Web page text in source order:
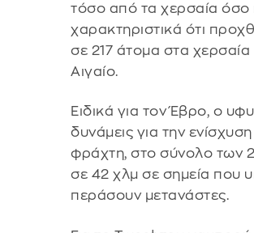
τόσο από τα χερσαία όσο
χαρακτηριστικά ότι
σε 217 άτομα στα χερσαία
Αιγαίο.
Ειδικά για τον Έβρο, ο
δυνάμεις για την
φράχτη, στο σύνολο των
σε 42 χλμ σε σημεία που
περάσουν μετανάστες.